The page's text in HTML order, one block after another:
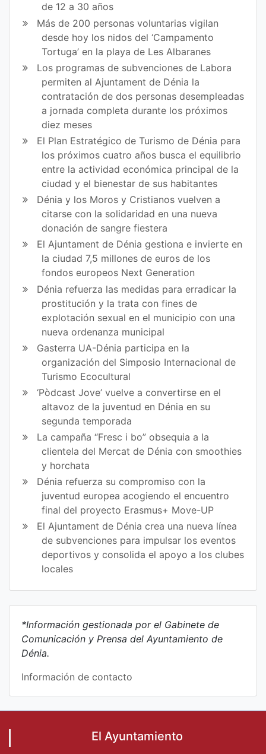
de 12 a 30 años
Más de 200 personas voluntarias vigilan
desde hoy los nidos del ‘Campamento
Tortuga’ en la playa de Les Albaranes
Los programas de subvenciones de Labora
permiten al Ajuntament de Dénia la
contratación de dos personas desempleadas
a jornada completa durante los próximos
diez meses
El Plan Estratégico de Turismo de Dénia para
los próximos cuatro años busca el equilibrio
entre la actividad económica principal de la
ciudad y el bienestar de sus habitantes
Dénia y los Moros y Cristianos vuelven a
citarse con la solidaridad en una nueva
donación de sangre fiestera
El Ajuntament de Dénia gestiona e invierte en
la ciudad 7,5 millones de euros de los
fondos europeos Next Generation
Dénia refuerza las medidas para erradicar la
prostitución y la trata con fines de
explotación sexual en el municipio con una
nueva ordenanza municipal
Gasterra UA-Dénia participa en la
organización del Simposio Internacional de
Turismo Ecocultural
‘Pòdcast Jove’ vuelve a convertirse en el
altavoz de la juventud en Dénia en su
segunda temporada
La campaña “Fresc i bo” obsequia a la
clientela del Mercat de Dénia con smoothies
y horchata
Dénia refuerza su compromiso con la
juventud europea acogiendo el encuentro
final del proyecto Erasmus+ Move-UP
El Ajuntament de Dénia crea una nueva línea
de subvenciones para impulsar los eventos
deportivos y consolida el apoyo a los clubes
locales
*Información gestionada por el Gabinete de
Comunicación y Prensa del Ayuntamiento de
Dénia.
Información de contacto
El Ayuntamiento